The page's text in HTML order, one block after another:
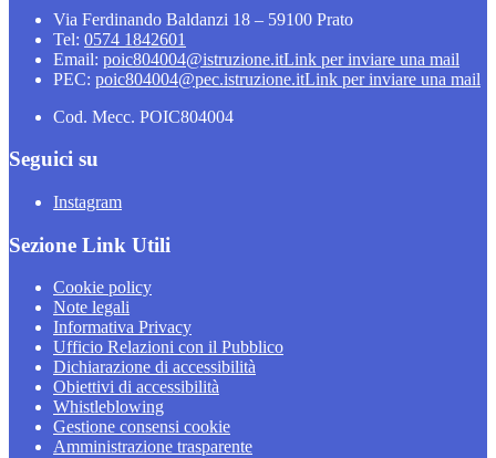
Via Ferdinando Baldanzi 18 – 59100 Prato
Tel: 0574 1842601
Email: poic804004@istruzione.itLink per inviare una mail
PEC: poic804004@pec.istruzione.itLink per inviare una mail
Cod. Mecc. POIC804004
Seguici su
Instagram
Sezione Link Utili
Cookie policy
Note legali
Informativa Privacy
Ufficio Relazioni con il Pubblico
Dichiarazione di accessibilità
Obiettivi di accessibilità
Whistleblowing
Gestione consensi cookie
Amministrazione trasparente